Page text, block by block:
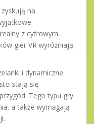
na
z cyfrowym.
gier VR wyróżniają
i dynamiczne
stają się
Tego typu gry
a także wymagają